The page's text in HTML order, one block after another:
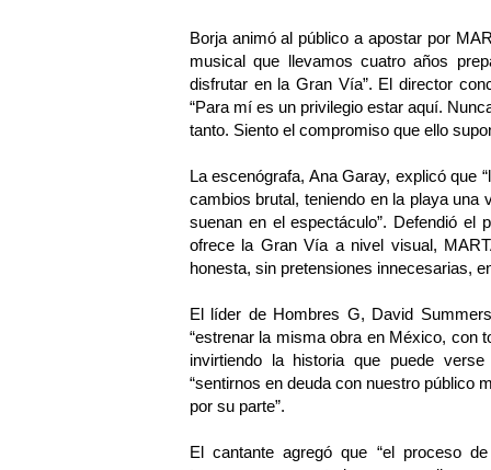
Borja animó al público a apostar por
musical que llevamos cuatro años
disfrutar en la Gran Vía”. El director
“Para mí es un privilegio estar aquí.
tanto. Siento el compromiso que ello
La escenógrafa, Ana Garay, explicó que
cambios brutal, teniendo en la playa
suenan en el espectáculo”. Defendió el
ofrece la Gran Vía a nivel visual,
honesta, sin pretensiones innecesarias,
El líder de Hombres G, David
“estrenar la misma obra en México, con
invirtiendo la historia que puede
“sentirnos en deuda con nuestro público
por su parte”.
El cantante agregó que “el proceso